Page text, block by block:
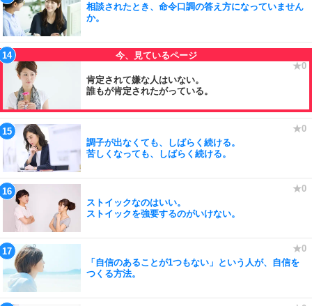
相談されたとき、命令口調の答え方になっていません
か。
肯定されて嫌な人はいない。
誰もが肯定されたがっている。
調子が出なくても、しばらく続ける。
苦しくなっても、しばらく続ける。
ストイックなのはいい。
ストイックを強要するのがいけない。
「自信のあることが1つもない」という人が、自信を
つくる方法。